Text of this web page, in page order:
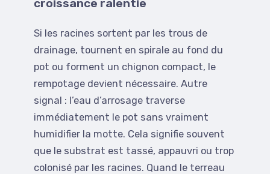
croissance ralentie
Si les racines sortent par les trous de
drainage, tournent en spirale au fond du
pot ou forment un chignon compact, le
rempotage devient nécessaire. Autre
signal : l’eau d’arrosage traverse
immédiatement le pot sans vraiment
humidifier la motte. Cela signifie souvent
que le substrat est tassé, appauvri ou trop
colonisé par les racines. Quand le terreau